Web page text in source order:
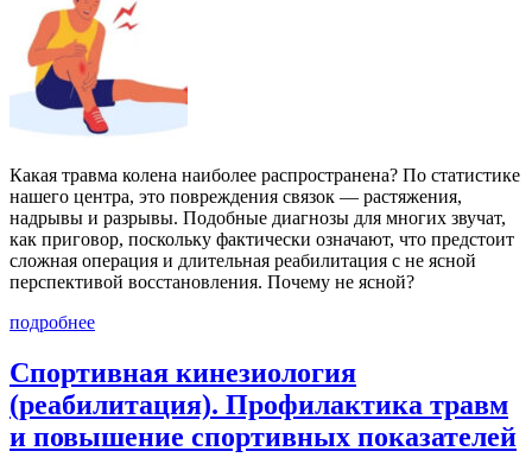
Какая травма колена наиболее распространена? По статистике
нашего центра, это повреждения связок — растяжения,
надрывы и разрывы. Подобные диагнозы для многих звучат,
как приговор, поскольку фактически означают, что предстоит
сложная операция и длительная реабилитация с не ясной
перспективой восстановления. Почему не ясной?
подробнее
Спортивная кинезиология
(реабилитация). Профилактика травм
и повышение спортивных показателей